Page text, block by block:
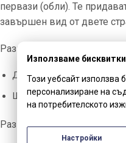
первази (обли). Те
завършен вид от двете
Размери на первазите:
Дебелина – 15мм
Ширина – 70мм
Размер на перо на перваз:
Използваме бисквитки
Този уебсайт използва
персонализиране на
на потребителското
Настройки